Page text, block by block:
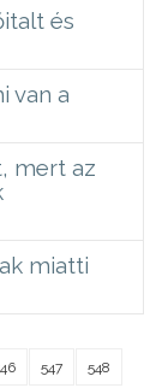
és
van a
mert az
miatti
547 548